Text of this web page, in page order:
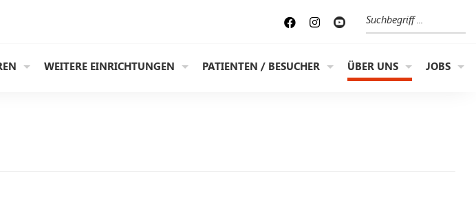
Suche
WEITERE EINRICHTUNGEN PATIENTEN / BESUCHER ÜBER UNS JOBS